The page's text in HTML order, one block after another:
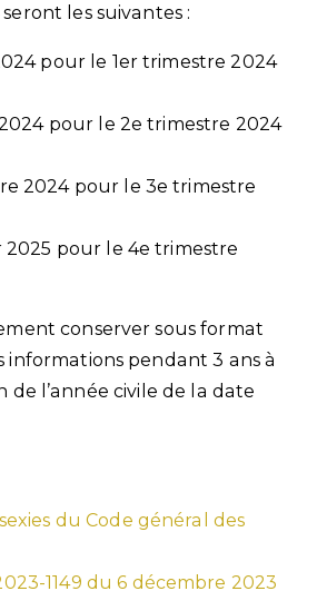
les suivantes :
pour le 1er trimestre 2024
pour le 2e trimestre 2024
2024 pour le 3e trimestre
2025 pour le 4e trimestre
conserver sous format
informations pendant 3 ans à
de l’année civile de la date
du Code général des
1149 du 6 décembre 2023